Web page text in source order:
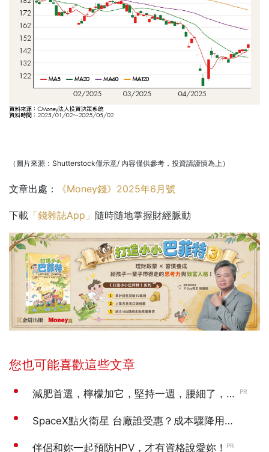
（圖片來源：Shutterstock僅示意/ 內容僅供參考，投資請謹慎為上）
文章出處： 《Money錢》2025年6月號
下載 「錢雜誌App」 隨時隨地掌握財經脈動